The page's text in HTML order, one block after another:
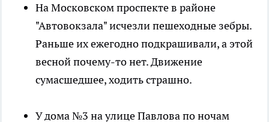
На Московском проспекте в районе
"Автовокзала" исчезли пешеходные зебры.
Раньше их ежегодно подкрашивали, а этой
весной почему-то нет. Движение
сумасшедшее, ходить страшно.
У дома №3 на улице Павлова по ночам